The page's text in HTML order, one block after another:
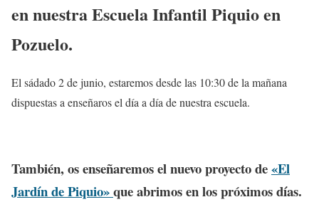
en nuestra Escuela Infantil Piquio en
Pozuelo.
El sádado 2 de junio, estaremos desde las 10:30 de la mañana
dispuestas a enseñaros el día a día de nuestra escuela.
También, os enseñaremos el nuevo proyecto de«El
Jardín de Piquio»que abrimos en los próximos días.